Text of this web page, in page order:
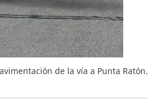
de la vía a Punta Ratón.